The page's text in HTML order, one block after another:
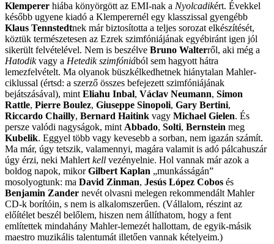
Klemperer hiába könyörgött az EMI-nak a Nyolcadikért. Évekkel
később ugyene kiadó a Klemperernél egy klasszissal gyengébb
Klaus Tennstedtnek már biztosította a teljes sorozat elkészítését,
köztük természetesen az Ezrek szimfóniájának egyébiránt igen jól
sikerült felvételével. Nem is beszélve Bruno Walterről, aki még a
Hatodikvagy a Hetedik szimfóniából sem hagyott hátra
lemezfelvételt. Ma olyanok büszkélkedhetnek hiánytalan Mahler-
ciklussal (értsd: a szerző összes befejezett szimfóniájának
bejátszásával), mintEliahu Inbal, Václav Neumann, Simon
Rattle, Pierre Boulez, Giuseppe Sinopoli, Gary Bertini,
Riccardo Chailly, Bernard Haitink vagy Michael Gielen. És
persze valódi nagyságok, mintAbbado, Solti, Bernstein meg
Kubelik. Eggyel több vagy kevesebb a sorban, nem igazán számít.
Ma már, úgy tetszik, valamennyi, magára valamit is adó pálcahuszár
úgy érzi, neki Mahlertkell vezényelnie. Hol vannak már azok a
boldog napok, mikorGilbert Kaplan „munkásságán”
mosolyogtunk: ma David Zinman, Jesús López Cobos és
Benjamin Zander nevét olvasni melegen rekommendált Mahler
CD-k borítóin, s nem is alkalomszerűen. (Vállalom, részint az
előítélet beszél belőlem, hiszen nem állíthatom, hogy a fent
említettek mindahány Mahler-lemezét hallottam, de egyik-másik
maestro muzikális talentumát illetően vannak kételyeim.)